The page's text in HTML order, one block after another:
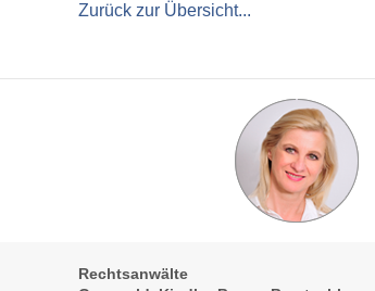
Zurück zur Übersicht...
Rechtsanwälte